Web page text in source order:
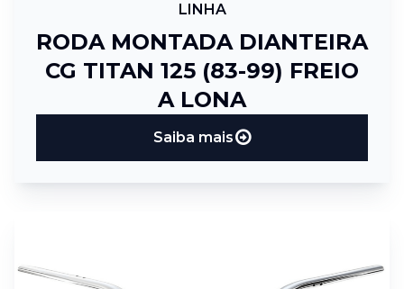
LINHA
RODA MONTADA DIANTEIRA
CG TITAN 125 (83-99) FREIO
A LONA
Saiba mais